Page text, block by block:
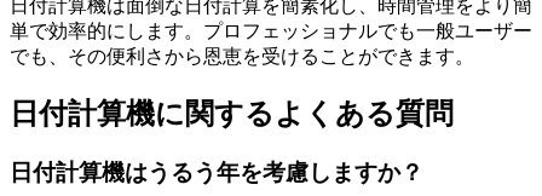
日付計算機は面倒な日付計算を簡素化し、時間管理をより簡
単で効率的にします。プロフェッショナルでも一般ユーザー
でも、その便利さから恩恵を受けることができます。
日付計算機に関するよくある質問
日付計算機はうるう年を考慮しますか？